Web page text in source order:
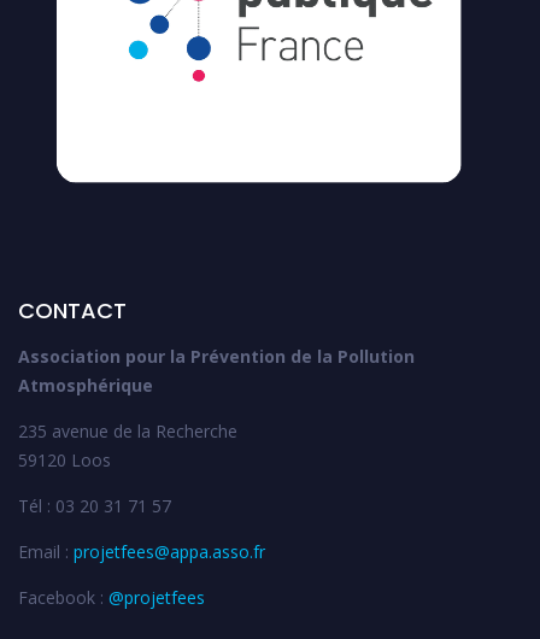
CONTACT
Association pour la Prévention de la Pollution
Atmosphérique
235 avenue de la Recherche
59120 Loos
Tél : 03 20 31 71 57
Email : projetfees@appa.asso.fr
Facebook : @projetfees